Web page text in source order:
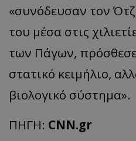
«συνόδευσαν τον
του μέσα στις
των Πάγων,
στατικό κειμήλιο,
βιολογικό σύστημα».
ΠΗΓΗ: CNN.gr